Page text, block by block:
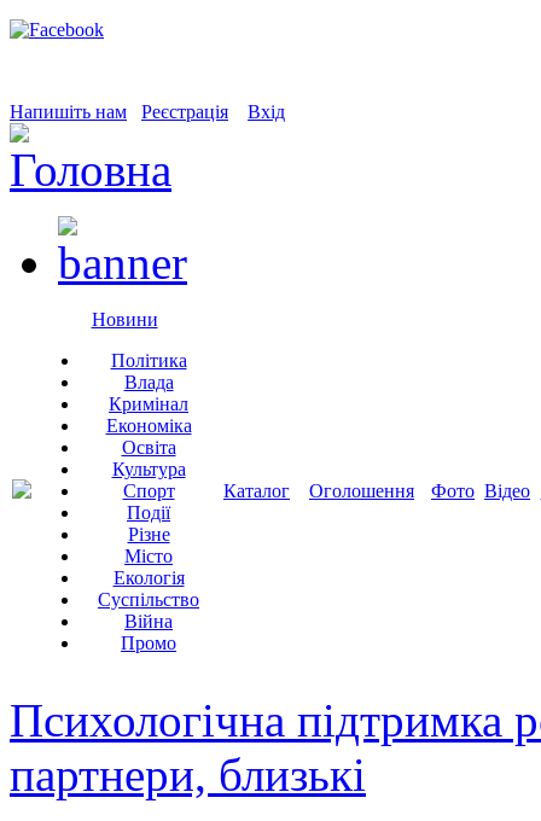
Напишіть нам Реєстрація Вхід
Новини
Політика
Влада
Кримінал
Економіка
Освіта
Культура
Спорт
Події
Різне
Місто
Екологія
Суспільство
Війна
Промо
Каталог Оголошення Фото Відео
Психологічна підтримка
партнери, близькі